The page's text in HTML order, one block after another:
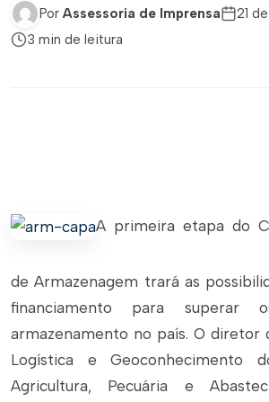
Por Assessoria de Imprensa
21
3 min de leitura
A primeira etapa do
de Armazenagem trará as
financiamento para superar
armazenamento no país. O diretor
Logística e Geoconhecimento
Agricultura, Pecuária e